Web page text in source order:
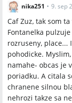
nika251 • 9. sep
Caf Zuz, tak som
Fontanelka
rozruseny, place...
pohodicke.
namahe- obcas je
poriadku. A citala
chranene silnou
nehrozi takze sa